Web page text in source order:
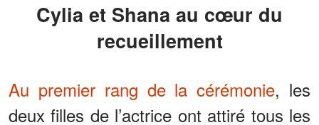
Cylia et Shana au cœur du
recueillement
Au premier rang de la cérémonie, les
deux filles de l’actrice ont attiré tous les